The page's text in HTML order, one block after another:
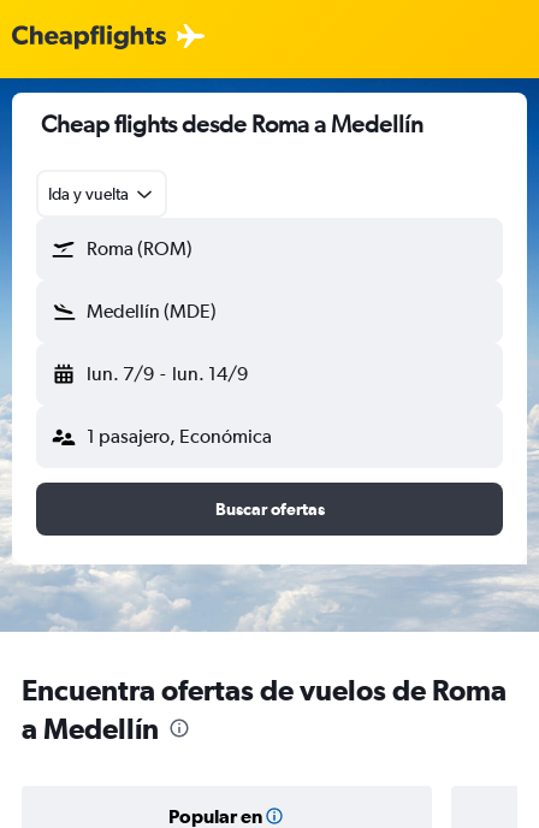
Cheap flights desde Roma a Medellín
Ida y vuelta
Roma (ROM)
Medellín (MDE)
lun. 7/9 - lun. 14/9
1 pasajero, Económica
Buscar ofertas
Encuentra ofertas de vuelos de Roma
a Medellín
Popular en